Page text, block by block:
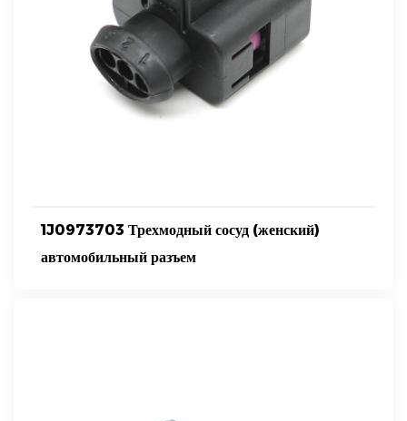
1J0973703 Трехмодный сосуд (женский)
автомобильный разъем